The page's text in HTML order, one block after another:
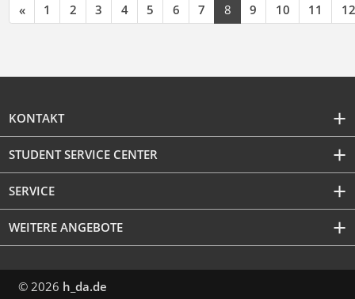
« 1 2 3 4 5 6 7 8 9 10 11 12
KONTAKT
STUDENT SERVICE CENTER
SERVICE
WEITERE ANGEBOTE
© 2026 h_da.de